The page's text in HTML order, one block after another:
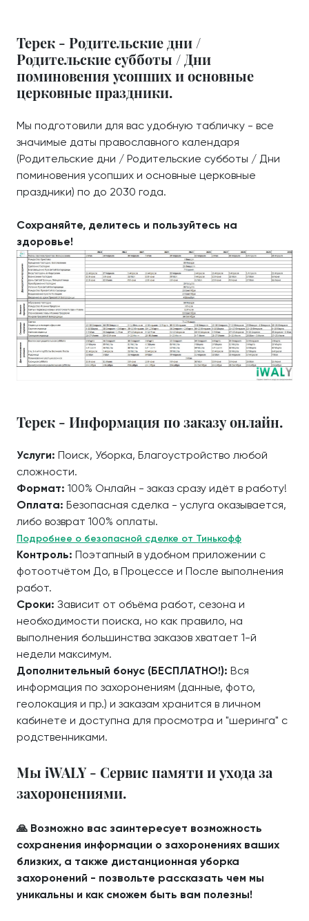
Терек - Родительские дни /
Родительские субботы / Дни
поминовения усопших и основные
церковные праздники.
Мы подготовили для вас удобную табличку - все
значимые даты православного календаря
(Родительские дни / Родительские субботы / Дни
поминовения усопших и основные церковные
праздники) по до 2030 года.
Сохраняйте, делитесь и пользуйтесь на
здоровье!
Терек - Информация по заказу онлайн.
Услуги: Поиск, Уборка, Благоустройство любой
сложности.
Формат: 100% Онлайн - заказ сразу идёт в работу!
Оплата: Безопасная сделка - услуга оказывается,
либо возврат 100% оплаты.
Подробнее о безопасной сделке от Тинькофф
Контроль: Поэтапный в удобном приложении с
фотоотчётом До, в Процессе и После выполнения
работ.
Сроки: Зависит от объёма работ, сезона и
необходимости поиска, но как правило, на
выполнения большинства заказов хватает 1-й
недели максимум.
Дополнительный бонус (БЕСПЛАТНО!): Вся
информация по захоронениям (данные, фото,
геолокация и пр.) и заказам хранится в личном
кабинете и доступна для просмотра и "шеринга" с
родственниками.
Мы iWALY - Сервис памяти и ухода за
захоронениями.
🙏 Возможно вас заинтересует возможность
сохранения информации о захоронениях ваших
близких, а также дистанционная уборка
захоронений - позвольте рассказать чем мы
уникальны и как сможем быть вам полезны!